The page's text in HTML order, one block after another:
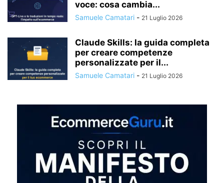
voce: cosa cambia...
Samuele Camatari - 21 Luglio 2026
Claude Skills: la guida completa
per creare competenze
personalizzate per il...
Samuele Camatari - 21 Luglio 2026